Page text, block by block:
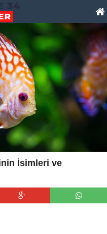
İsimleri ve